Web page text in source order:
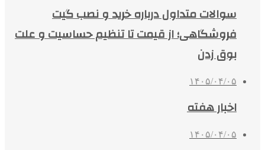
سوالات متداول درباره خرید و نصب گیت
فروشگاهی؛ از قیمت تا تنظیم حساسیت و علت
بوق زدن
۱۴۰۵/۰۴/۰۵
اخبار هفته
۱۴۰۵/۰۴/۰۵